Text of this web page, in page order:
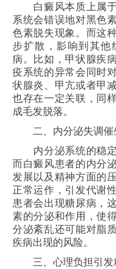
白癜风本质上属于
系统会错误地对黑色
色素脱失现象。而这
步扩散，影响到其他
病。比如，甲状腺疾
疫系统的异常会同时
状腺炎、甲亢或者甲
也存在一定关联，同
成毛发脱落。
二、内分泌失调催
内分泌系统的稳定
而白癜风患者的内分
发展以及精神方面的
正常运作，引发代谢
患者会出现糖尿病，
素的分泌和作用，使
分泌紊乱还可能对脂
疾病出现的风险。
三、心理负担引发